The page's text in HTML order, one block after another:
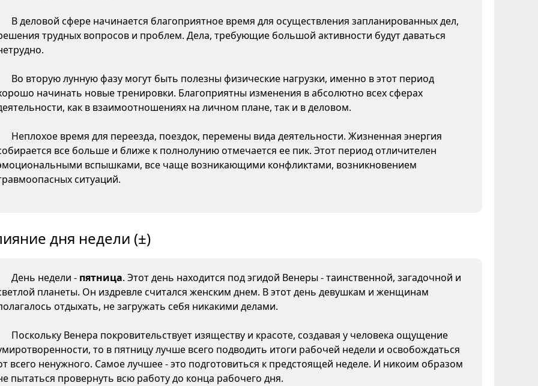
В деловой сфере начинается благоприятное время для осуществления запланированных дел,
трудных вопросов и проблем. Дела, требующие большой активности будут даваться
Во вторую лунную фазу могут быть полезны физические нагрузки, именно в этот период
начинать новые тренировки. Благоприятны изменения в абсолютно всех сферах
как в взаимоотношениях на личном плане, так и в деловом.
Неплохое время для переезда, поездок, перемены вида деятельности. Жизненная энергия
все больше и ближе к полнолунию отмечается ее пик. Этот период отличителен
вспышками, все чаще возникающими конфликтами, возникновением
ситуаций.
дня недели (±)
День недели - пятница. Этот день находится под эгидой Венеры - таинственной, загадочной и
планеты. Он издревле считался женским днем. В этот день девушкам и женщинам
отдыхать, не загружать себя никакими делами.
Поскольку Венера покровительствует изяществу и красоте, создавая у человека ощущение
то в пятницу лучше всего подводить итоги рабочей недели и освобождаться
всего ненужного. Самое лучшее - это подготовиться к предстоящей неделе. И никоим образом
пытаться провернуть всю работу до конца рабочего дня.